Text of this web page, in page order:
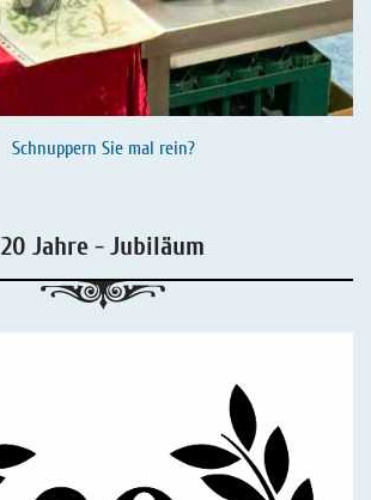
Schnuppern Sie mal rein?
20 Jahre - Jubiläum